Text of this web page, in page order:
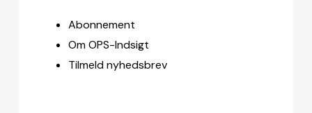
Abonnement
Om OPS-Indsigt
Tilmeld nyhedsbrev